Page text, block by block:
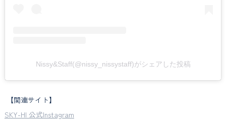
Nissy&Staff(@nissy_nissystaff)がシェアした投稿
【関連サイト】
SKY-HI 公式Instagram